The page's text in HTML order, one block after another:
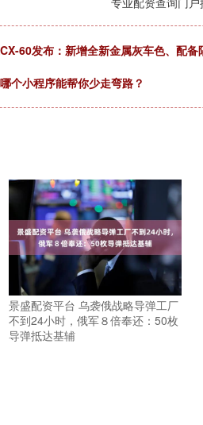
60发布：新增全新金属灰车色、配备
个小程序能帮你少走弯路？
景盛配资平台 乌袭俄战略导弹工厂
不到24小时，俄军８倍奉还：50枚
导弹抵达基辅